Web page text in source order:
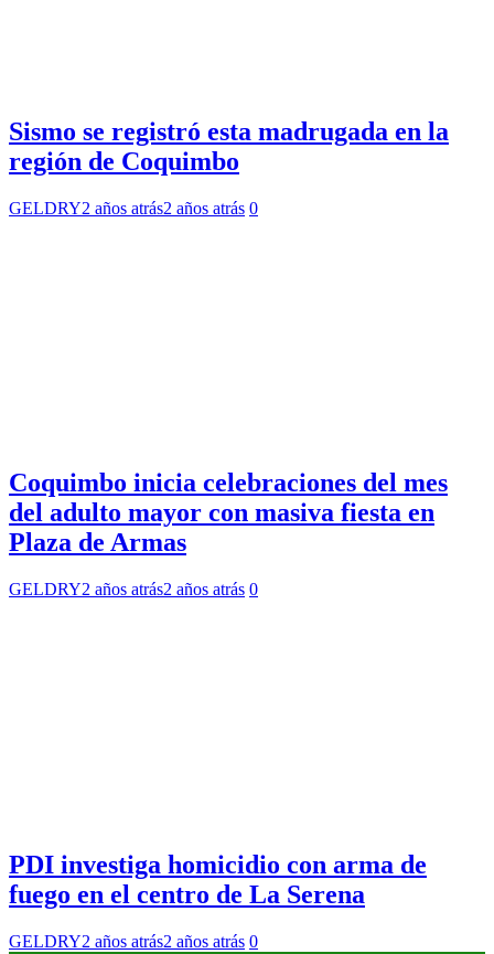
Sismo se registró esta madrugada en la
región de Coquimbo
GELDRY2 años atrás2 años atrás 0
Coquimbo inicia celebraciones del mes
del adulto mayor con masiva fiesta en
Plaza de Armas
GELDRY2 años atrás2 años atrás 0
PDI investiga homicidio con arma de
fuego en el centro de La Serena
GELDRY2 años atrás2 años atrás 0